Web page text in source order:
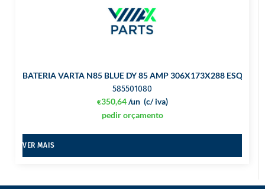
BATERIA VARTA N85 BLUE DY 85 AMP 306X173X288 ESQ
585501080
€350,64 (c/ iva)
/un
pedir orçamento
VER MAIS